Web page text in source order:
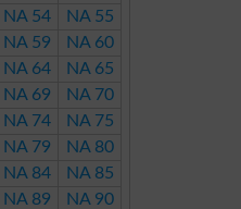
NA 54
NA 55
NA 59
NA 60
NA 64
NA 65
NA 69
NA 70
NA 74
NA 75
NA 79
NA 80
NA 84
NA 85
NA 89
NA 90